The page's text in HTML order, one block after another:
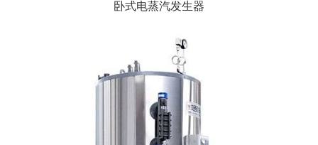
卧式电蒸汽发生器